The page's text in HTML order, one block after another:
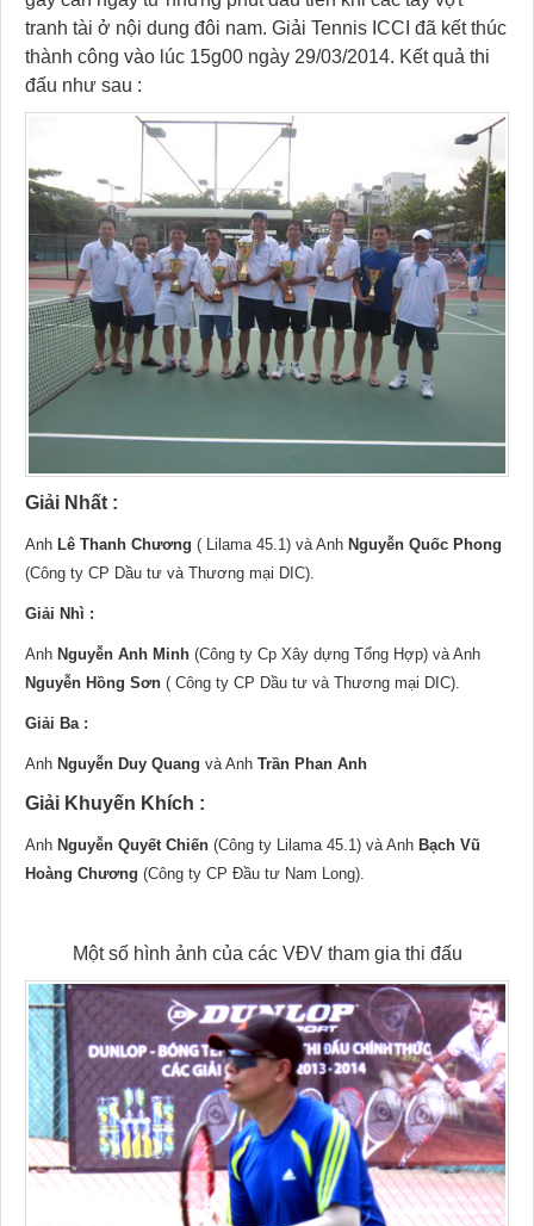
tranh tài ở nội dung đôi nam. Giải Tennis ICCI đã kết thúc
thành công vào lúc 15g00 ngày 29/03/2014. Kết quả thi
đấu như sau :
Giải Nhất :
Anh Lê Thanh Chương ( Lilama 45.1) và Anh Nguyễn Quốc Phong
(Công ty CP Dầu tư và Thương mại DIC).
Giải Nhì :
Anh Nguyễn Anh Minh (Công ty Cp Xây dựng Tổng Hợp) và Anh
Nguyễn Hồng Sơn ( Công ty CP Dầu tư và Thương mại DIC).
Giải Ba :
Anh Nguyễn Duy Quang và Anh Trần Phan Anh
Giải Khuyến Khích :
Anh Nguyễn Quyết Chiến (Công ty Lilama 45.1) và Anh Bạch Vũ
Hoàng Chương (Công ty CP Đầu tư Nam Long).
Một số hình ảnh của các VĐV tham gia thi đấu